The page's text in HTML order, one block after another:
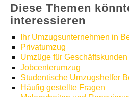
Diese Themen
interessieren
Ihr Umzugsunternehmen in
Privatumzug
Umzüge für
Jobcenterumzug
Studentische Umzugshelfer
Häufig gestellte Fragen